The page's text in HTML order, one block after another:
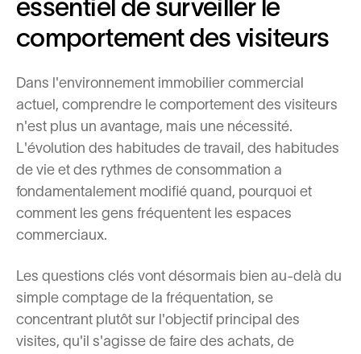
essentiel de surveiller le
comportement des visiteurs
Dans l'environnement immobilier commercial
actuel, comprendre le comportement des visiteurs
n'est plus un avantage, mais une nécessité.
L'évolution des habitudes de travail, des habitudes
de vie et des rythmes de consommation a
fondamentalement modifié quand, pourquoi et
comment les gens fréquentent les espaces
commerciaux.
Les questions clés vont désormais bien au-delà du
simple comptage de la fréquentation, se
concentrant plutôt sur l'objectif principal des
visites, qu'il s'agisse de faire des achats, de